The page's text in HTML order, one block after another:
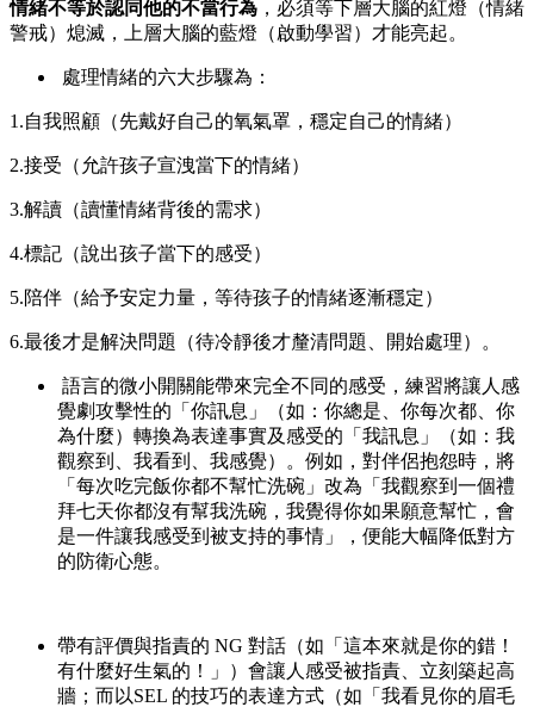
情緒不等於認同他的不當行為 ，必須等下層大腦的紅燈（情緒
警戒）熄滅，上層大腦的藍燈（啟動學習）才能亮起。
處理情緒的六大步驟為：
1.自我照顧（先戴好自己的氧氣罩，穩定自己的情緒）
2.接受（允許孩子宣洩當下的情緒）
3.解讀（讀懂情緒背後的需求）
4.標記（說出孩子當下的感受）
5.陪伴（給予安定力量，等待孩子的情緒逐漸穩定）
6.最後才是解決問題（待冷靜後才釐清問題、開始處理）。
語言的微小開關能帶來完全不同的感受，練習將讓人感
覺劇攻擊性的「你訊息」（如：你總是、你每次都、你
為什麼）轉換為表達事實及感受的「我訊息」（如：我
觀察到、我看到、我感覺）。例如，對伴侶抱怨時，將
「每次吃完飯你都不幫忙洗碗」改為「我觀察到一個禮
拜七天你都沒有幫我洗碗，我覺得你如果願意幫忙，會
是一件讓我感受到被支持的事情」，便能大幅降低對方
的防衛心態。
帶有評價與指責的 NG 對話（如「這本來就是你的錯！
有什麼好生氣的！」）會讓人感受被指責、立刻築起高
牆；而以SEL 的技巧的表達方式（如「我看見你的眉毛